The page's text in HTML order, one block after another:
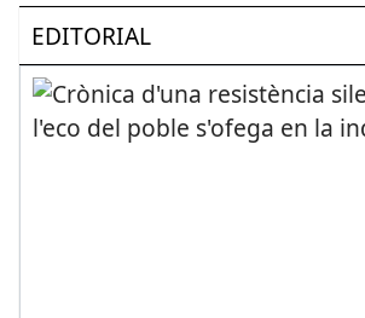
EDITORIAL